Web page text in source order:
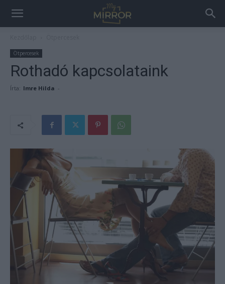
Ötpercesek
Rothadó kapcsolataink
Írta: Imre Hilda -